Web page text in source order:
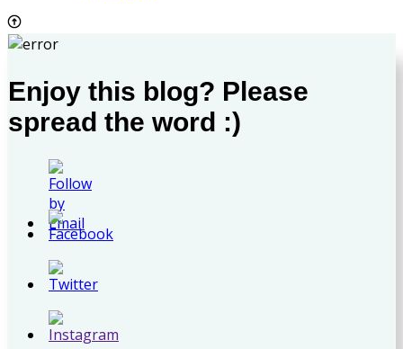
Enjoy this blog? Please
spread the word :)